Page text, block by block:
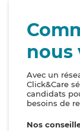
nous
Avec un
Click&Care
candidats
besoins de
Nos